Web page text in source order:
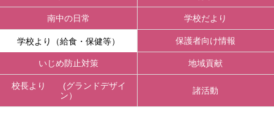
南中の日常 学校だより
学校より（給食・保健等） 保護者向け情報
いじめ防止対策 地域貢献
校長より (グランドデザイ
ン）
諸活動